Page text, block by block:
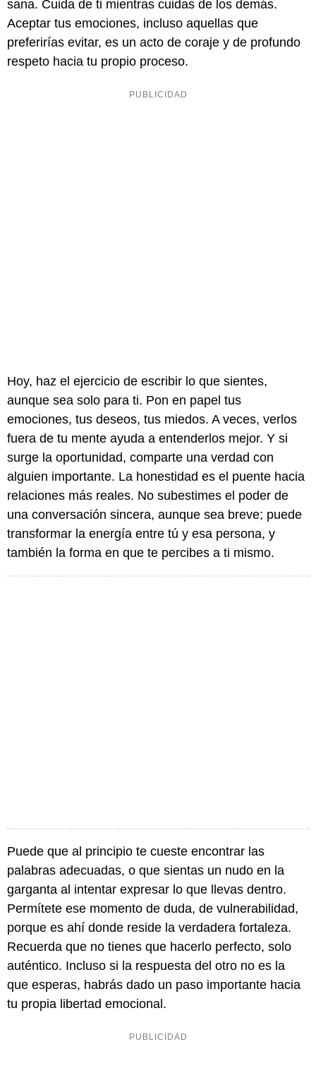
sana. Cuida de ti mientras cuidas de los demás.
Aceptar tus emociones, incluso aquellas que
preferirías evitar, es un acto de coraje y de profundo
respeto hacia tu propio proceso.
Hoy, haz el ejercicio de escribir lo que sientes,
aunque sea solo para ti. Pon en papel tus
emociones, tus deseos, tus miedos. A veces, verlos
fuera de tu mente ayuda a entenderlos mejor. Y si
surge la oportunidad, comparte una verdad con
alguien importante. La honestidad es el puente hacia
relaciones más reales. No subestimes el poder de
una conversación sincera, aunque sea breve; puede
transformar la energía entre tú y esa persona, y
también la forma en que te percibes a ti mismo.
Puede que al principio te cueste encontrar las
palabras adecuadas, o que sientas un nudo en la
garganta al intentar expresar lo que llevas dentro.
Permítete ese momento de duda, de vulnerabilidad,
porque es ahí donde reside la verdadera fortaleza.
Recuerda que no tienes que hacerlo perfecto, solo
auténtico. Incluso si la respuesta del otro no es la
que esperas, habrás dado un paso importante hacia
tu propia libertad emocional.